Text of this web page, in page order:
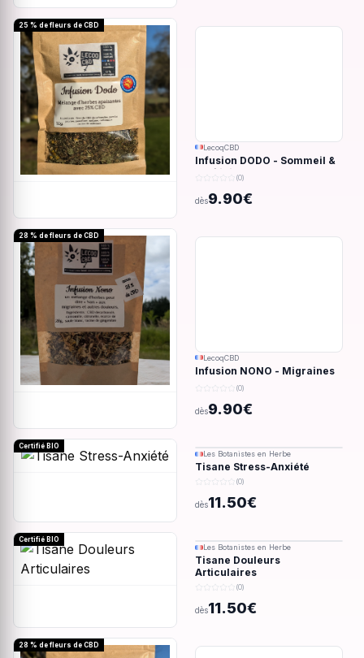
25 % de fleurs de CBD
LecoqCBD
Infusion DODO - Sommeil &
anxiété - 32g
(0)
dès9.90€
28 % de fleurs de CBD
LecoqCBD
Infusion NONO - Migraines
& douleurs - 28g
(0)
dès9.90€
Certifié BIO
Les Botanistes en Herbe
Tisane Stress-Anxiété
(0)
dès11.50€
Certifié BIO
Les Botanistes en Herbe
Tisane Douleurs
Articulaires
(0)
dès11.50€
28 % de fleurs de CBD